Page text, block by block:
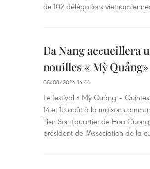
de 102 délégations
Da Nang accueillera
nouilles « Mỳ Quảng»
05/08/2026 14:44
Le festival « Mỳ Quảng –
14 et 15 août à la maison
Tien Son (quartier de Hoa
président de l'Association de la